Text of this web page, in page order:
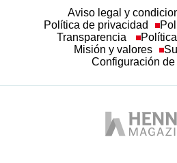
Aviso legal y
Política de privacidad
Transparencia
Misión y valores
Configuración